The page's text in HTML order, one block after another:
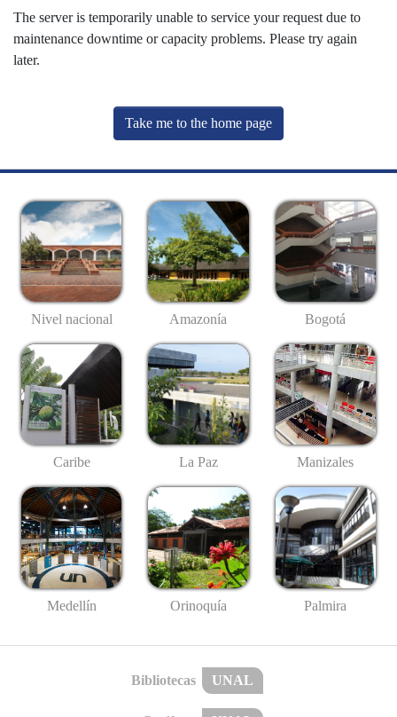
The server is temporarily unable to service your request due to
maintenance downtime or capacity problems. Please try again
later.
Take me to the home page
Nivel nacional Amazonía Bogotá
Caribe La Paz Manizales
Medellín Orinoquía Palmira
Bibliotecas UNAL